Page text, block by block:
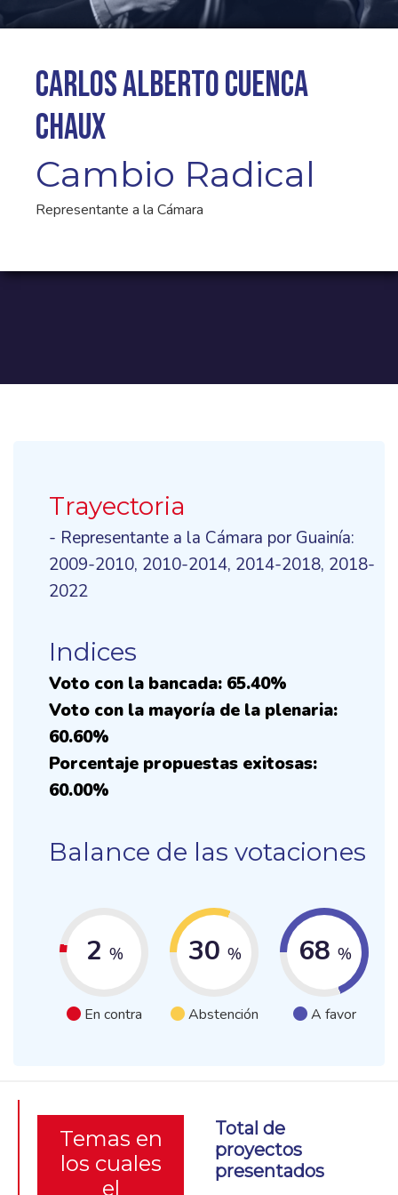
Carlos Alberto Cuenca
Chaux
Cambio Radical
Representante a la Cámara
Trayectoria
- Representante a la Cámara por Guainía:
2009-2010, 2010-2014, 2014-2018, 2018-
2022
Indices
Voto con la bancada: 65.40%
Voto con la mayoría de la plenaria:
60.60%
Porcentaje propuestas exitosas:
60.00%
Balance de las votaciones
2 %
En contra
30 %
Abstención
68 %
A favor
Temas en
los cuales
el
Total de
proyectos
presentados